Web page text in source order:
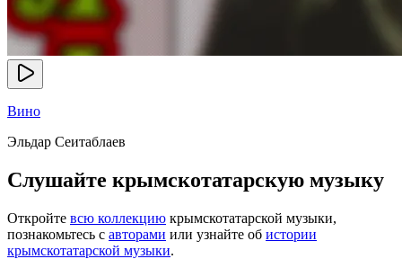
Вино
Эльдар Сеитаблаев
Слушайте крымскотатарскую музыку
Откройте всю коллекцию крымскотатарской музыки,
познакомьтесь с авторами или узнайте об истории
крымскотатарской музыки.